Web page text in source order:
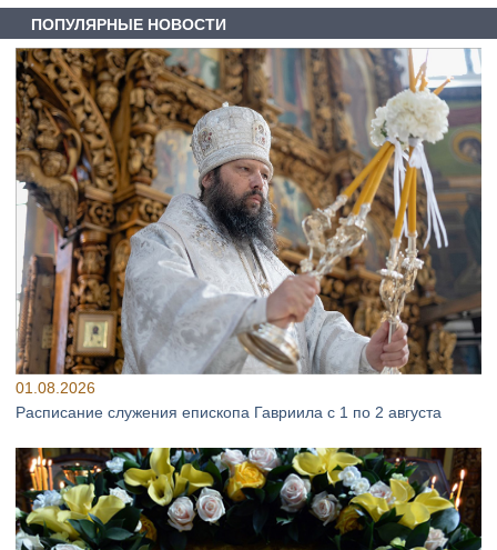
ПОПУЛЯРНЫЕ НОВОСТИ
01.08.2026
Расписание служения епископа Гавриила с 1 по 2 августа